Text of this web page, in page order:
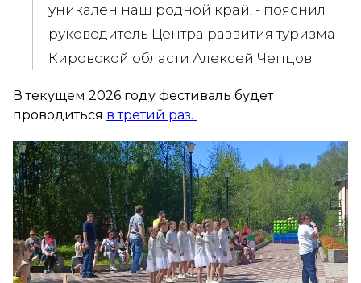
уникален наш родной край, - пояснил
руководитель Центра развития туризма
Кировской области Алексей Чепцов.
В текущем 2026 году фестиваль будет
проводиться в третий раз.